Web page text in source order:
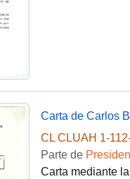
CL CLUAH 1-
Parte de
Carta mediante